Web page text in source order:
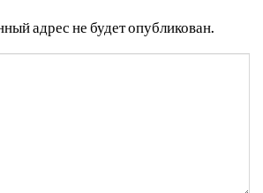
адрес не будет опубликован.